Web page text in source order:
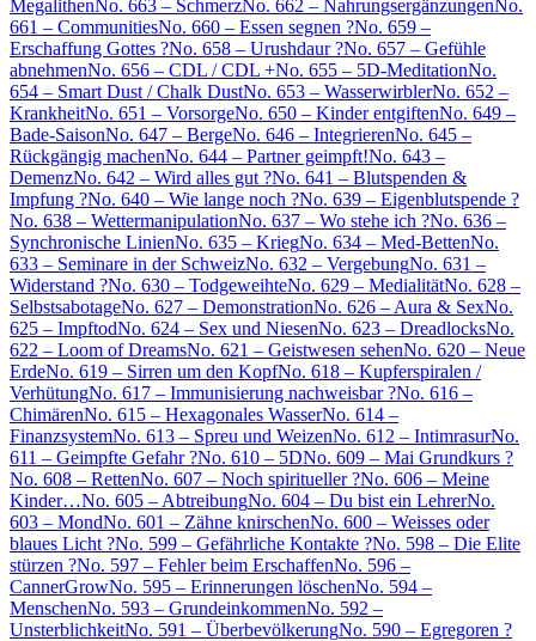
MegalithenNo. 663 – SchmerzNo. 662 – NahrungsergänzungenNo.
661 – CommunitiesNo. 660 – Essen segnen ?No. 659 –
Erschaffung Gottes ?No. 658 – Urushdaur ?No. 657 – Gefühle
abnehmenNo. 656 – CDL / CDL +No. 655 – 5D-MeditationNo.
654 – Smart Dust / Chalk DustNo. 653 – WasserwirblerNo. 652 –
KrankheitNo. 651 – VorsorgeNo. 650 – Kinder entgiftenNo. 649 –
Bade-SaisonNo. 647 – BergeNo. 646 – IntegrierenNo. 645 –
Rückgängig machenNo. 644 – Partner geimpft!No. 643 –
DemenzNo. 642 – Wird alles gut ?No. 641 – Blutspenden &
Impfung ?No. 640 – Wie lange noch ?No. 639 – Eigenblutspende ?
No. 638 – WettermanipulationNo. 637 – Wo stehe ich ?No. 636 –
Synchronische LinienNo. 635 – KriegNo. 634 – Med-BettenNo.
633 – Seminare in der SchweizNo. 632 – VergebungNo. 631 –
Widerstand ?No. 630 – TodgeweihteNo. 629 – MedialitätNo. 628 –
SelbstsabotageNo. 627 – DemonstrationNo. 626 – Aura & SexNo.
625 – ImpftodNo. 624 – Sex und NiesenNo. 623 – DreadlocksNo.
622 – Loom of DreamsNo. 621 – Geistwesen sehenNo. 620 – Neue
ErdeNo. 619 – Sirren um den KopfNo. 618 – Kupferspiralen /
VerhütungNo. 617 – Immunisierung nachweisbar ?No. 616 –
ChimärenNo. 615 – Hexagonales WasserNo. 614 –
FinanzsystemNo. 613 – Spreu und WeizenNo. 612 – IntimrasurNo.
611 – Geimpfte Gefahr ?No. 610 – 5DNo. 609 – Mai Grundkurs ?
No. 608 – RettenNo. 607 – Noch spiritueller ?No. 606 – Meine
Kinder…No. 605 – AbtreibungNo. 604 – Du bist ein LehrerNo.
603 – MondNo. 601 – Zähne knirschenNo. 600 – Weisses oder
blaues Licht ?No. 599 – Gefährliche Kontakte ?No. 598 – Die Elite
stürzen ?No. 597 – Fehler beim ErschaffenNo. 596 –
CannerGrowNo. 595 – Erinnerungen löschenNo. 594 –
MenschenNo. 593 – GrundeinkommenNo. 592 –
UnsterblichkeitNo. 591 – ÜberbevölkerungNo. 590 – Egregoren ?